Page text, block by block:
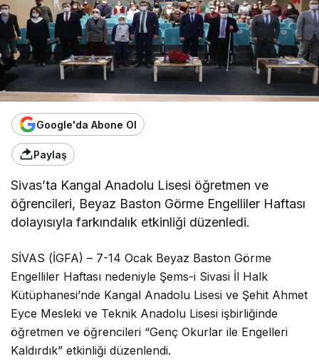
Google'da Abone Ol
Paylaş
Sivas’ta Kangal Anadolu Lisesi öğretmen ve
öğrencileri, Beyaz Baston Görme Engelliler Haftası
dolayısıyla farkındalık etkinliği düzenledi.
SİVAS (İGFA) – 7-14 Ocak Beyaz Baston Görme
Engelliler Haftası nedeniyle Şems-i Sivasi İl Halk
Kütüphanesi’nde Kangal Anadolu Lisesi ve Şehit Ahmet
Eyce Mesleki ve Teknik Anadolu Lisesi işbirliğinde
öğretmen ve öğrencileri “Genç Okurlar ile Engelleri
Kaldırdık” etkinliği düzenlendi.